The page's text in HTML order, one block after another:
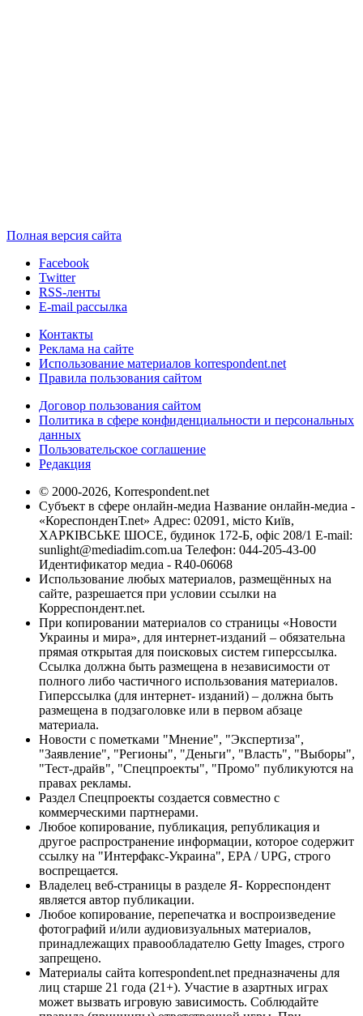
Полная версия сайта
Facebook
Twitter
RSS-ленты
E-mail рассылка
Контакты
Реклама на сайте
Использование материалов korrespondent.net
Правила пользования сайтом
Договор пользования сайтом
Политика в сфере конфиденциальности и персональных
данных
Пользовательское соглашение
Редакция
© 2000-2026, Korrespondent.net
Субъект в сфере онлайн-медиа Название онлайн-медиа -
«КореспонденТ.net» Адрес: 02091, місто Київ,
ХАРКІВСЬКЕ ШОСЕ, будинок 172-Б, офіс 208/1 E-mail:
sunlight@mediadim.com.ua Телефон: 044-205-43-00
Идентификатор медиа - R40-06068
Использование любых материалов, размещённых на
сайте, разрешается при условии ссылки на
Корреспондент.net.
При копировании материалов со страницы «Новости
Украины и мира», для интернет-изданий – обязательна
прямая открытая для поисковых систем гиперссылка.
Ссылка должна быть размещена в независимости от
полного либо частичного использования материалов.
Гиперссылка (для интернет- изданий) – должна быть
размещена в подзаголовке или в первом абзаце
материала.
Новости с пометками "Мнение", "Экспертиза",
"Заявление", "Регионы", "Деньги", "Власть", "Выборы",
"Тест-драйв", "Спецпроекты", "Промо" публикуются на
правах рекламы.
Раздел Спецпроекты создается совместно с
коммерческими партнерами.
Любое копирование, публикация, републикация и
другое распространение информации, которое содержит
ссылку на "Интерфакс-Украина", EPA / UPG, строго
воспрещается.
Владелец веб-страницы в разделе Я- Корреспондент
является автор публикации.
Любое копирование, перепечатка и воспроизведение
фотографий и/или аудиовизуальных материалов,
принадлежащих правообладателю Getty Images, строго
запрещено.
Материалы сайта korrespondent.net предназначены для
лиц старше 21 года (21+). Участие в азартных играх
может вызвать игровую зависимость. Соблюдайте